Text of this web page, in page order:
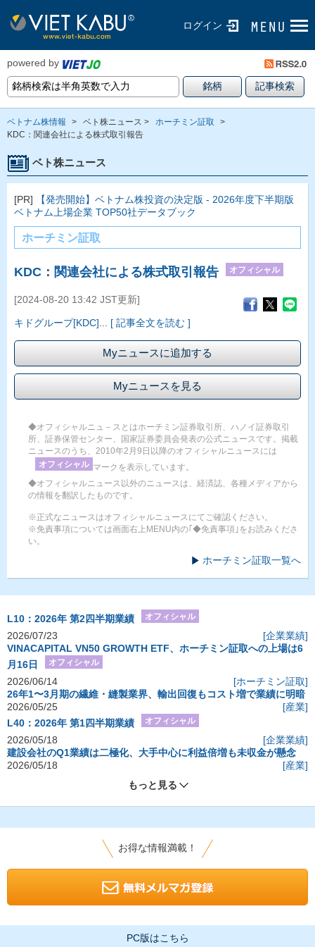
ログイン
powered by
ベトナム株情報 > ベト株ニュース > ホーチミン証取
>
KDC：関連会社による株式取引報告
ベト株ニュース
[PR]
【発売開始】ベトナム株投資の決定版 - 2026年度下半期版
ベトナム上場企業 TOP50社データブック
ホーチミン証取
KDC：関連会社による株式取引報告 オフィシャル
[2024-08-20 13:42 JST更新]
キドグループ[KDC] [ 記事全文を読む ]
Myニュースに追加する
Myニュースを見る
◆オフィシャルニュ－スとはホーチミン証券取引所、ハノイ証券取引
所、証券保管センター、国家証券委員会発表の公式ニュースです。掲載
ニュースのうち、2010年2月9日以降のオフィシャルニュースには
オフィシャル マークを表示しています。
◆オフィシャルニュース以外のニュースは、経済誌、各種メディアから
の情報を翻訳したものです。
※正式なニュースはオフィシャルニュースにてご確認ください。
※免責事項については画面右上MENU内の｢◆免責事項｣をお読みくださ
い。
ホーチミン証取一覧へ
L10：2026年 第2四半期業績 オフィシャル
2026/07/23
[企業業績]
VINACAPITAL VN50 GROWTH ETF、ホーチミン証取への上場は6
月16日
オフィシャル
2026/06/14
[ホーチミン証取]
26年1〜3月期の繊維・縫製業界、輸出回復もコスト増で業績に明暗
2026/05/25
[産業]
L40：2026年 第1四半期業績
オフィシャル
2026/05/18
[企業業績]
建設会社のQ1業績は二極化、大手中心に利益倍増も未収金が懸念
2026/05/18
[産業]
もっと見る
お得な情報満載！
PC版はこちら